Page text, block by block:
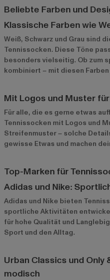
Beliebte Farben und
Klassische Farben wie
Weiß, Schwarz und Grau sind
Tennissocken. Diese Töne
besonders vielseitig. Ob zum
kombiniert – mit diesen
Mit Logos und Muster
Für alle, die es gerne etwas
Tennissocken mit Logos und
Streifenmuster – solche
gewisse Etwas und machen
Top-Marken für
Adidas und Nike:
Adidas und Nike bieten
sportliche Aktivitäten
für hohe Qualität und
Sport und den Alltag.
Urban Classics und Only
modisch